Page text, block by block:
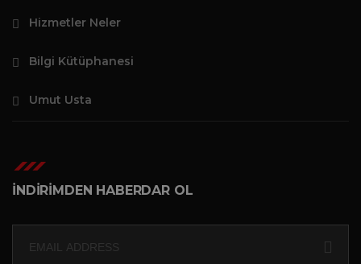
Hizmetler Neler
Bilgi Kütüphanesi
Umut Usta
İNDİRİMDEN HABERDAR OL